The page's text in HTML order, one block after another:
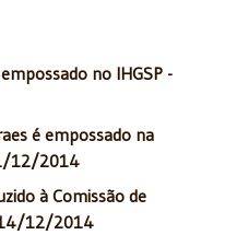
no IHGSP -
é empossado na
12/2014
à Comissão de
14/12/2014